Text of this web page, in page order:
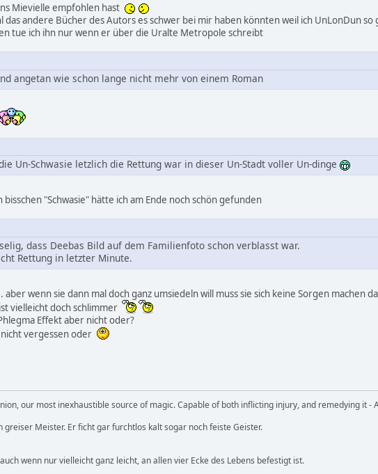
Mievielle empfohlen hast
das andere Bücher des Autors es schwer bei mir haben könnten weil ich UnLonDun so
tue ich ihn nur wenn er über die Uralte Metropole schreibt
angetan wie schon lange nicht mehr von einem Roman
Un-Schwasie letzlich die Rettung war in dieser Un-Stadt voller Un-dinge
"Schwasie" hätte ich am Ende noch schön gefunden
dass Deebas Bild auf dem Familienfoto schon verblasst war.
Rettung in letzter Minute.
wenn sie dann mal doch ganz umsiedeln will muss sie sich keine Sorgen machen
vielleicht doch schlimmer
Effekt aber nicht oder?
vergessen oder
our most inexhaustible source of magic. Capable of both inflicting injury, and remedying it -
greiser Meister. Er ficht gar furchtlos kalt sogar noch feiste Geister.
wenn nur vielleicht ganz leicht, an allen vier Ecke des Lebens befestigt ist.